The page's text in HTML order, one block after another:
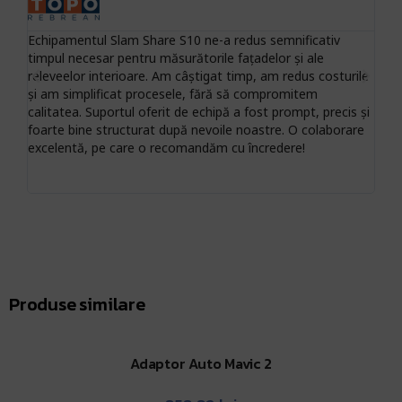
Echipamentul Slam Share S10 ne-a redus semnificativ
timpul necesar pentru măsurătorile fațadelor și ale
releveelor interioare. Am câștigat timp, am redus costurile
și am simplificat procesele, fără să compromitem
calitatea. Suportul oferit de echipă a fost prompt, precis și
foarte bine structurat după nevoile noastre. O colaborare
excelentă, pe care o recomandăm cu încredere!
Produse similare
Adaptor Auto Mavic 2